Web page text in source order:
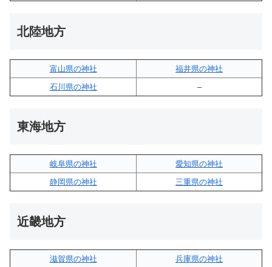
北陸地方
富山県の神社
福井県の神社
石川県の神社
–
東海地方
岐阜県の神社
愛知県の神社
静岡県の神社
三重県の神社
近畿地方
滋賀県の神社
兵庫県の神社